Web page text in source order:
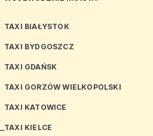
TAXI BIAŁYSTOK
TAXI BYDGOSZCZ
TAXI GDAŃSK
TAXI GORZÓW WIELKOPOLSKI
TAXI KATOWICE
TAXI KIELCE